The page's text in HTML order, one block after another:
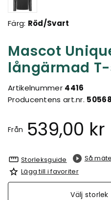
Mascot
långärmad
Artikelnummer 4416
Producentens art.nr.
Från 539,00 kr
Färg: Röd/Svart
Storleksguide
Så
Lägg till i favoriter
Välj storlek